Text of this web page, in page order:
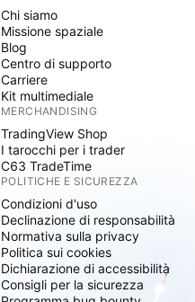
Chi siamo
Missione spaziale
Blog
Centro di supporto
Carriere
Kit multimediale
MERCHANDISING
TradingView Shop
I tarocchi per i trader
C63 TradeTime
POLITICHE E SICUREZZA
Condizioni d'uso
Declinazione di responsabilità
Normativa sulla privacy
Politica sui cookies
Dichiarazione di accessibilità
Consigli per la sicurezza